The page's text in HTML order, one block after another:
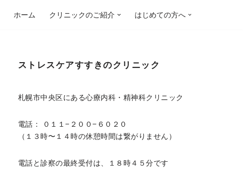
ホーム クリニックのご紹介 はじめての方へ
ストレスケアすすきのクリニック
札幌市中央区にある心療内科・精神科クリニック
電話： ０１１−２００−６０２０
（１３時〜１４時の休憩時間は繋がりません）
電話と診察の最終受付は、１８時４５分です